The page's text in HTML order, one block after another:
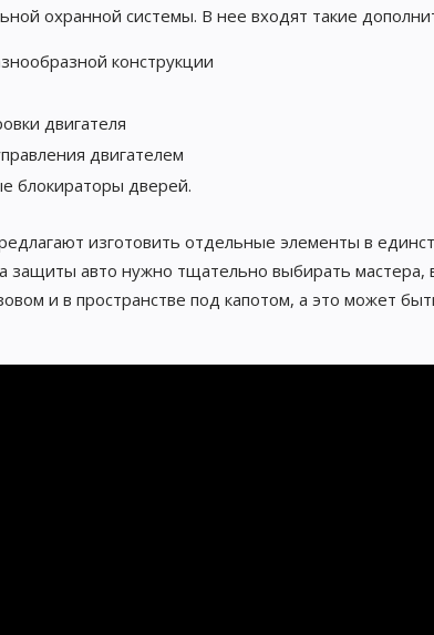
охранной системы. В нее входят такие
конструкции
двигателя
двигателем
блокираторы дверей.
изготовить отдельные элементы в
защиты авто нужно тщательно выбирать мастера,
и в пространстве под капотом, а это может